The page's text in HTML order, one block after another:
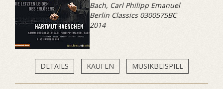
Bach, Carl Philipp Emanuel
Berlin Classics 0300575BC
2014
DETAILS KAUFEN MUSIKBEISPIEL